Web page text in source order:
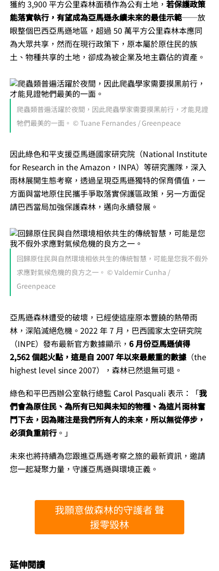
獲約 3,900 平方公里森林面積作為公有土地， 若保護政策
能落實執行，有望成為亞馬遜永續未來的最佳示範──放
眼整個巴西亞馬遜地區，超過 50 萬平方公里森林本應同
為大眾共享，然而在現行政策下，原本屬於原住民的族
土、物種共享的土地，卻成為被企業及地主霸佔的資產。
爬蟲類普遍活躍於夜間，因此爬蟲學家需要摸黑前行，才能見證
牠們最美的一面。 © Tuane Fernandes / Greenpeace
因此綠色和平支援亞馬遜國家研究院（National Institute
for Research in the Amazon，INPA）等研究團隊，深入
雨林展開生態考察，透過呈現亞馬遜獨特的保育價值，一
方面與當地原住民攜手爭取落實保護區政策，另一方面促
請巴西當局加強保護森林，邁向永續發展。
回歸原住民與自然環境相依共生的傳統智慧，可能是您我不假外
求應對氣候危機的良方之一。 © Valdemir Cunha /
Greenpeace
亞馬遜森林遭受的破壞，已經使這座原本豐饒的熱帶雨
林，深陷滅絕危機。2022 年 7 月，巴西國家太空研究院
（INPE）發布最新官方數據顯示， 6 月份亞馬遜偵得
2,562 個起火點，這是自 2007 年以來最嚴重的數據（the
highest level since 2007），森林已然退無可退。
綠色和平巴西辦公室執行總監 Carol Pasquali 表示：「我
們會為原住民、為所有已知與未知的物種、為這片雨林奮
鬥下去，因為賭注是我們所有人的未來，所以無從停步，
必須負重前行 。」
未來也將持續為您跟進亞馬遜考察之旅的最新資訊，邀請
您一起凝聚力量，守護亞馬遜與環境正義。
我願意做森林的守護者 聲
援零毀林
延伸閱讀